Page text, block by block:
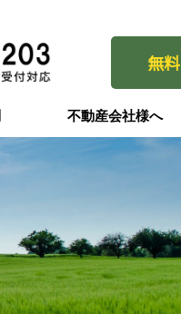
無料
不動産会社様へ